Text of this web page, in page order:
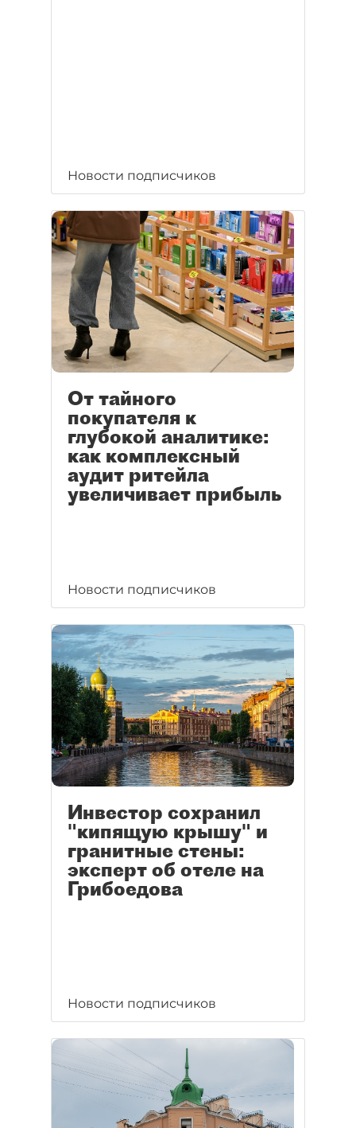
Новости подписчиков
От тайного
покупателя к
глубокой аналитике:
как комплексный
аудит ритейла
увеличивает прибыль
Новости подписчиков
Инвестор сохранил
"кипящую крышу" и
гранитные стены:
эксперт об отеле на
Грибоедова
Новости подписчиков